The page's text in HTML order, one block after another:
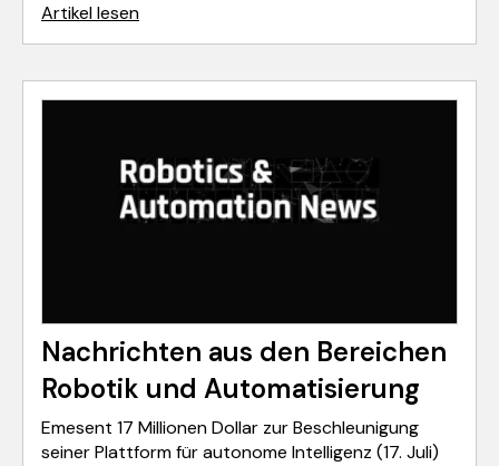
Artikel lesen
Nachrichten aus den Bereichen
Robotik und Automatisierung
Emesent 17 Millionen Dollar zur Beschleunigung
seiner Plattform für autonome Intelligenz (17. Juli)